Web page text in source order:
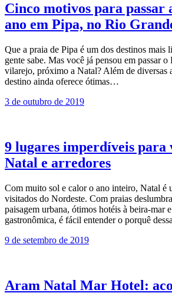
Cinco motivos para passar
ano em Pipa, no Rio
Que a praia de Pipa é um dos destinos mais
gente sabe. Mas você já pensou em passar
vilarejo, próximo a Natal? Além de diversas
destino ainda oferece ótimas…
3 de outubro de 2019
9 lugares imperdíveis para
Natal e arredores
Com muito sol e calor o ano inteiro, Natal é
visitados do Nordeste. Com praias
paisagem urbana, ótimos hotéis à beira-mar
gastronômica, é fácil entender o porquê
9 de setembro de 2019
Aram Natal Mar Hotel: